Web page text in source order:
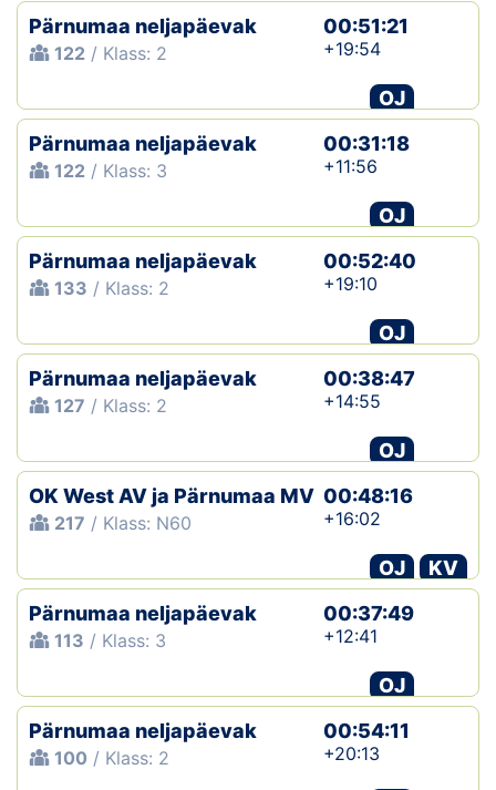
Pärnumaa neljapäevak
122 / Klass: 2
00:51:21
+19:54
OJ
Pärnumaa neljapäevak
122 / Klass: 3
00:31:18
+11:56
OJ
Pärnumaa neljapäevak
133 / Klass: 2
00:52:40
+19:10
OJ
Pärnumaa neljapäevak
127 / Klass: 2
00:38:47
+14:55
OJ
OK West AV ja Pärnumaa MV
217 / Klass: N60
00:48:16
+16:02
OJ
KV
Pärnumaa neljapäevak
113 / Klass: 3
00:37:49
+12:41
OJ
Pärnumaa neljapäevak
100 / Klass: 2
00:54:11
+20:13